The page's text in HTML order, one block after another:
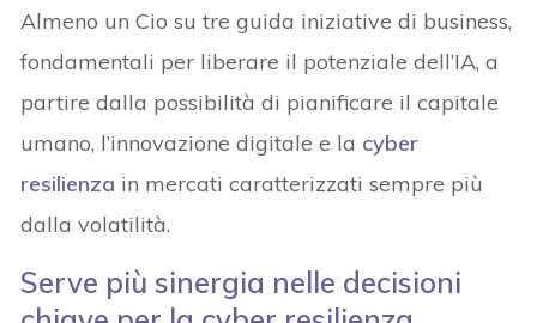
Almeno un Cio su tre guida iniziative di business,
fondamentali per liberare il potenziale dell’IA, a
partire dalla possibilità di pianificare il capitale
umano, l’innovazione digitale e la cyber
resilienza in mercati caratterizzati sempre più
dalla volatilità.
Serve più sinergia nelle decisioni